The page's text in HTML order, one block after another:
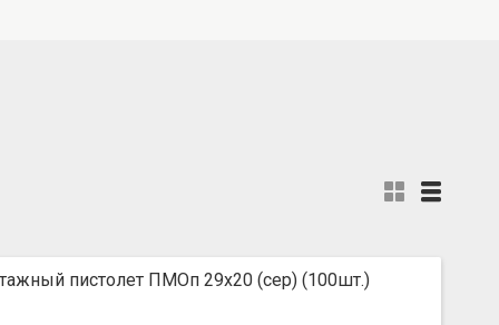
пистолет ПМОп 29х20 (сер) (100шт.)